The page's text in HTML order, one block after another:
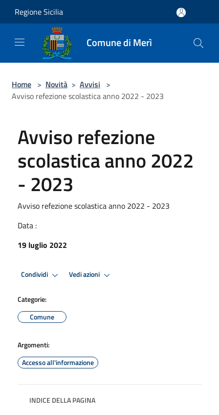
Regione Sicilia
Comune di Merì
Home > Novità > Avvisi >
Avviso refezione scolastica anno 2022 - 2023
Avviso refezione
scolastica anno 2022
- 2023
Avviso refezione scolastica anno 2022 - 2023
Data :
19 luglio 2022
Condividi Vedi azioni
Categorie:
Comune
Argomenti:
Accesso all'informazione
INDICE DELLA PAGINA